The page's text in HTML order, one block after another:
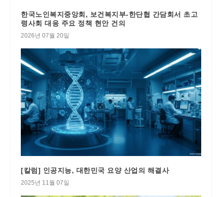
한국노인복지중앙회, 보건복지부-한단협 간담회서 초고
령사회 대응 주요 정책 현안 건의
2026년 07월 20일
[칼럼] 인공지능, 대한민국 요양 산업의 해결사
2025년 11월 07일